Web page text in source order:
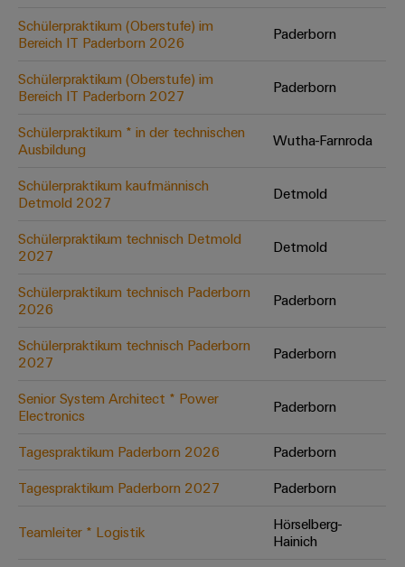
Unsere Neuheiten
im Bereich
Digital
auf einem
neuen Niveau
unkompliziert,
Schülerpraktikum (Oberstufe) im
Bereich IT Paderborn 2026
Paderborn
Schülerpraktikum (Oberstufe) im
Bereich IT Paderborn 2027
Paderborn
Schülerpraktikum * in der technischen
Ausbildung
Wutha-Farnroda
Schülerpraktikum kaufmännisch
Detmold 2027
Detmold
Schülerpraktikum technisch Detmold
2027
Detmold
Schülerpraktikum technisch Paderborn
2026
Paderborn
Schülerpraktikum technisch Paderborn
2027
Paderborn
Senior System Architect * Power
Electronics
Paderborn
Tagespraktikum Paderborn 2026
Paderborn
Tagespraktikum Paderborn 2027
Paderborn
Teamleiter * Logistik
Hörselberg-
Hainich